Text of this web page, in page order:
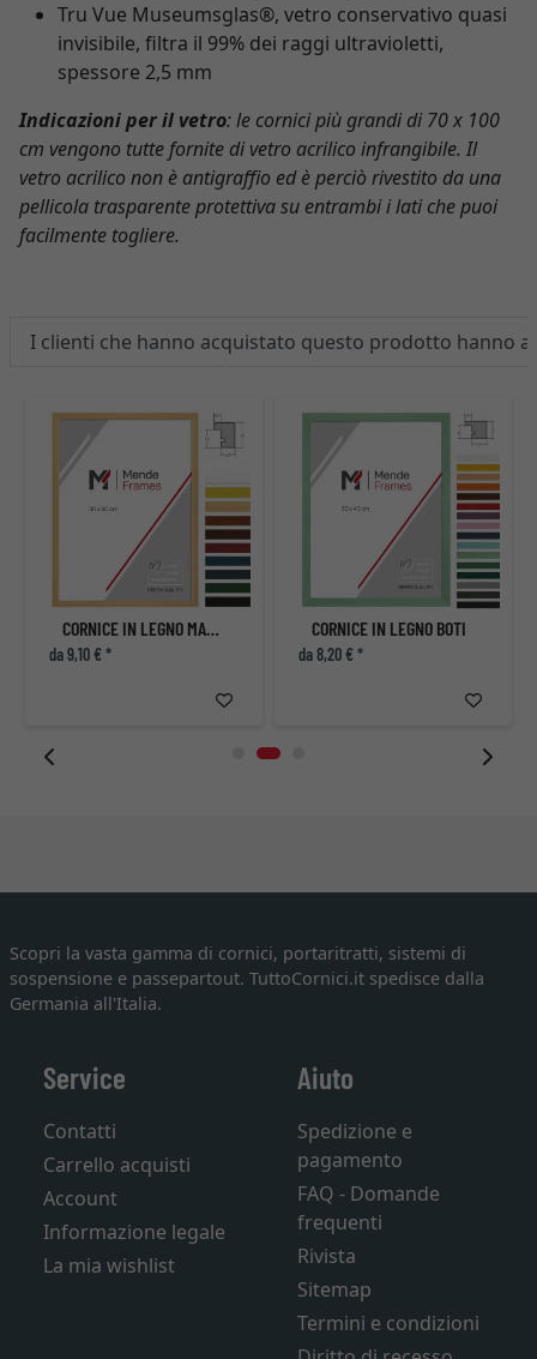
Tru Vue Museumsglas®, vetro conservativo quasi
invisibile, filtra il 99% dei raggi ultravioletti,
spessore 2,5 mm
Indicazioni per il vetro: le cornici più grandi di 70 x 100
cm vengono tutte fornite di vetro acrilico infrangibile. Il
vetro acrilico non è antigraffio ed è perciò rivestito da una
pellicola trasparente protettiva su entrambi i lati che puoi
facilmente togliere.
I clienti che hanno acquistato questo prodotto hanno
CORNICE IN LEGNO MACMAC
da 9,10 € *
CORNICE IN LEGNO BOTI
da 8,20 € *
Scopri la vasta gamma di cornici, portaritratti, sistemi di
sospensione e passepartout. TuttoCornici.it spedisce dalla
Germania all'Italia.
Service
Contatti
Carrello acquisti
Account
Informazione legale
La mia wishlist
Aiuto
Spedizione e
pagamento
FAQ - Domande
frequenti
Rivista
Sitemap
Termini e condizioni